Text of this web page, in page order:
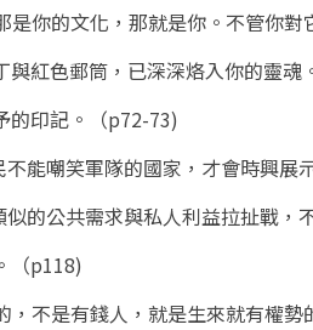
是你的文化，那就是你。不管你
與紅色郵筒，已深深烙入你的靈
的印記。（p72-73)
能嘲笑軍隊的國家，才會時興展
似的公共需求與私人利益拉扯戰
（p118)
，不是有錢人，就是生來就有權